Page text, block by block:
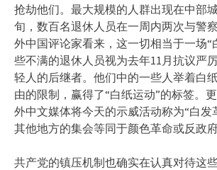
抢劫他们。最大规模的人群出现在中部
旬，数百名退休人员在一周内两次与警
外中国评论家看来，这一切相当于一场“
些不满的退休人员视为去年11月抗议严
轻人的后继者。他们中的一些人举着白
由的限制，赢得了“白纸运动”的标签。
外中文媒体将今天的示威活动称为“白发
其他地方的集会等同于颜色革命或反政府
共产党的镇压机制也确实在认真对待这